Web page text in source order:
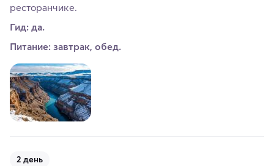
ресторанчике.
Гид: да.
Питание: завтрак, обед.
2 день